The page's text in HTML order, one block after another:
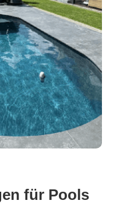
für Pools